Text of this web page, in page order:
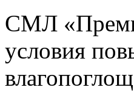
СМЛ
условия